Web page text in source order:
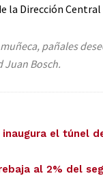
la Dirección
pañales
Juan Bosch.
el túnel
al 2% del